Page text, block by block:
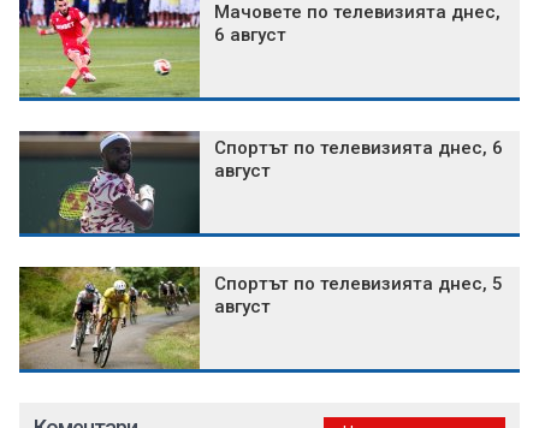
Мачовете по телевизията днес,
6 август
Спортът по телевизията днес, 6
август
Спортът по телевизията днес, 5
август